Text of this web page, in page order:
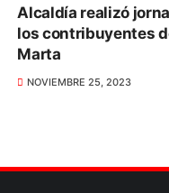
Alcaldía realizó
los contribuyentes
Marta
NOVIEMBRE 25, 2023